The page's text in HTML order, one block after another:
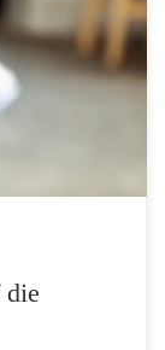
eine
„YouGov“
Kaufkriterien
Flatrate